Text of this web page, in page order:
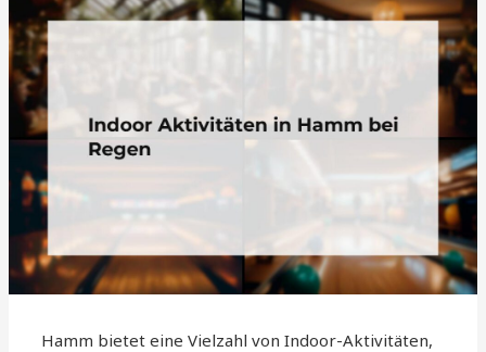
Hamm bietet eine Vielzahl von Indoor-Aktivitäten,